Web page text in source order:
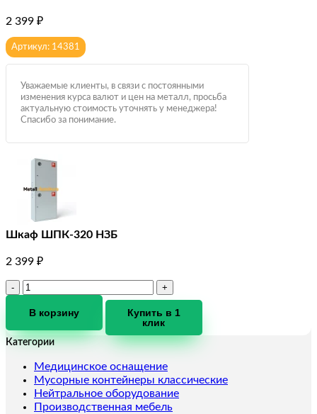
2 399 ₽
Артикул: 14381
Уважаемые клиенты, в связи с постоянными
изменения курса валют и цен на металл, просьба
актуальную стоимость уточнять у менеджера!
Спасибо за понимание.
Шкаф ШПК-320 НЗБ
2 399 ₽
Количество
Шкаф
НЗБ
В корзину
Купить в 1
клик
Категории
Медицинское оснащение
Мусорные контейнеры классические
Нейтральное оборудование
Производственная мебель